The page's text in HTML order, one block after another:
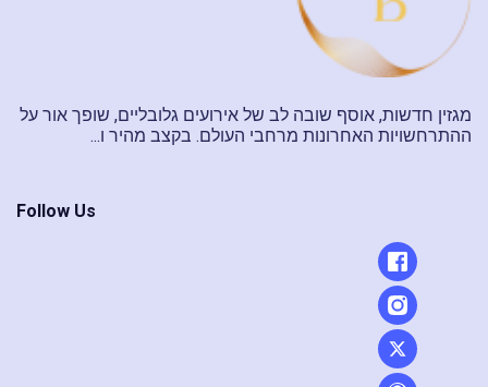
מגזין חדשות, אוסף שובה לב של אירועים גלובליים, שופך אור על
ההתרחשויות האחרונות מרחבי העולם. בקצב מהיר ו...
Follow Us